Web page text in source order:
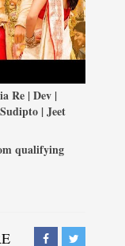
Re | Dev |
| Jeet
qualifying